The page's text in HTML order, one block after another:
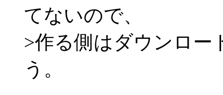
てないので、
>作る側はダウンロー
う。